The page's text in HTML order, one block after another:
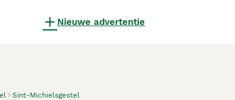
Nieuwe advertentie
Sint-Michielsgestel